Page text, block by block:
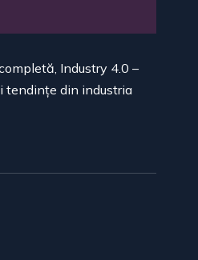
Industry 4.0 –
tendințe din industria